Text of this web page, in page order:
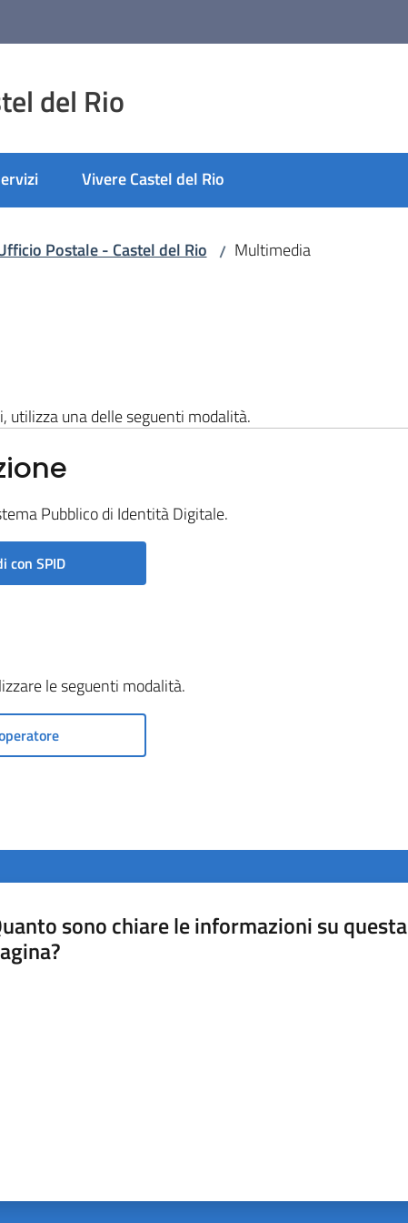
del Rio
Vivere Castel del Rio
Postale - Castel del Rio / Multimedia
utilizza una delle seguenti modalità.
Pubblico di Identità Digitale.
con SPID
le seguenti modalità.
sono chiare le informazioni su questa